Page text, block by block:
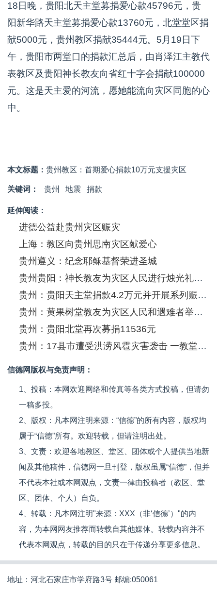
18日晚，贵阳北天主堂募捐爱心款45796元，贵
阳新华路天主堂募捐爱心款13760元，北堂堂区捐
献5000元，贵州教区捐献35444元。5月19日下
午，贵阳市两堂口的捐款汇总后，由肖泽江主教代
表教区及贵阳神长教友向省红十字会捐献100000
元。这是天主爱的河流，愿她能流向灾区同胞的心
中。
本文标题： 贵州教区：首期爱心捐款10万元支援灾区
关键词： 贵州 地震 捐款
延伸阅读：
进德公益赴贵州灾区赈灾
上海：教区向贵州思南灾区献爱心
贵州遵义：纪念耶稣基督荣进圣城
贵州贵阳：神长教友为灾区人民进行烛光礼祈祷
贵州：贵阳天主堂捐款4.2万元并开展系列赈灾活动
贵州：黄果树堂教友为灾区人民和遇难者举行“爱心奉献祈祷会”
贵州：贵阳北堂再次募捐11536元
贵州：17县市遭受洪涝风雹灾害袭击 一教堂受灾
信德网版权与免责声明：
1、投稿：本网欢迎网络和传真等各类方式投稿，但请勿
一稿多投。
2、版权：凡本网注明来源：“信德”的所有内容，版权均
属于“信德”所有。欢迎转载，但请注明出处。
3、文责：欢迎各地教区、堂区、团体或个人提供当地新
闻及其他稿件，信德网一旦刊登，版权虽属“信德”，但并
不代表本社或本网观点，文责一律由投稿者（教区、堂
区、团体、个人）自负。
4、转载：凡本网注明"来源：XXX（非‘信德’）"的内
容，为本网网友推荐而转载自其他媒体。转载内容并不
代表本网观点，转载的目的只在于传递分享更多信息。
地址：河北石家庄市学府路3号 邮编:050061